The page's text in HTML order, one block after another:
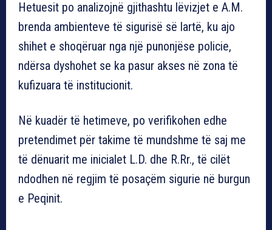
Hetuesit po analizojnë gjithashtu lëvizjet e A.M.
brenda ambienteve të sigurisë së lartë, ku ajo
shihet e shoqëruar nga një punonjëse policie,
ndërsa dyshohet se ka pasur akses në zona të
kufizuara të institucionit.
Në kuadër të hetimeve, po verifikohen edhe
pretendimet për takime të mundshme të saj me
të dënuarit me inicialet L.D. dhe R.Rr., të cilët
ndodhen në regjim të posaçëm sigurie në burgun
e Peqinit.